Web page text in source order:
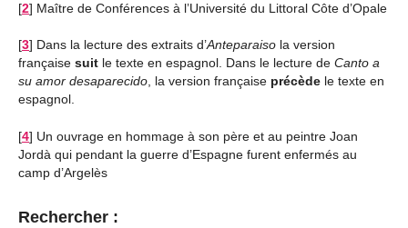
[2] Maître de Conférences à l’Université du Littoral Côte d’Opale
[3] Dans la lecture des extraits d’Anteparaiso la version
française suit le texte en espagnol. Dans le lecture de Canto a
su amor desaparecido, la version française précède le texte en
espagnol.
[4] Un ouvrage en hommage à son père et au peintre Joan
Jordà qui pendant la guerre d’Espagne furent enfermés au
camp d’Argelès
Rechercher :